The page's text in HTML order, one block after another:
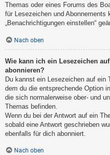
Themas oder eines Forums des
für Lesezeichen und Abonnements
„Benachrichtigungen einstellen“
Nach oben
Wie kann ich ein Lesezeichen
abonnieren?
Du kannst ein Lesezeichen auf ein
dem du die entsprechende Option
die sich normalerweise ober- und
Themas befinden.
Wenn du bei der Antwort auf ein
sobald eine Antwort geschrieben
ebenfalls für dich abonniert.
Nach oben